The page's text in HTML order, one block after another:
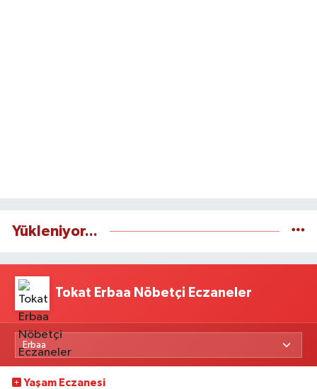
Yükleniyor...
Tokat Erbaa Nöbetçi Eczaneler
Yaşam Eczanesi